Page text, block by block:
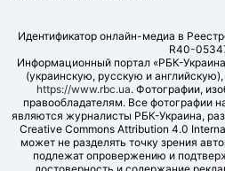
Идентификатор онлайн-медиа в
R40-
Информационный портал «РБК-
(украинскую, русскую и
https://www.rbc.ua. Фотографии,
правообладателям. Все фотографии
являются журналисты РБК-Украина,
Creative Commons Attribution 4.0
может не разделять точку зрения
подлежат опровержению и